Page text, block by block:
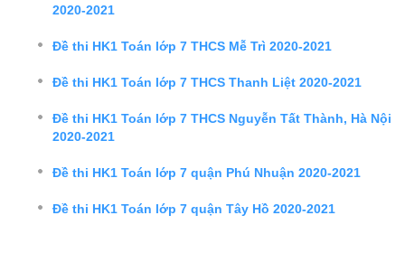
2020-2021
Đề thi HK1 Toán lớp 7 THCS Mễ Trì 2020-2021
Đề thi HK1 Toán lớp 7 THCS Thanh Liệt 2020-2021
Đề thi HK1 Toán lớp 7 THCS Nguyễn Tất Thành, Hà Nội
2020-2021
Đề thi HK1 Toán lớp 7 quận Phú Nhuận 2020-2021
Đề thi HK1 Toán lớp 7 quận Tây Hồ 2020-2021